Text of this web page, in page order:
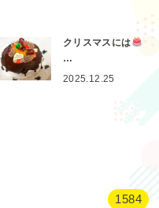
クリスマスには
…
2025.12.25
1584